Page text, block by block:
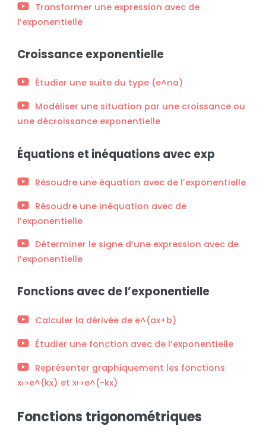
Transformer une expression avec de
l’exponentielle
Croissance exponentielle
Étudier une suite du type (e^na)
Modéliser une situation par une croissance ou
une décroissance exponentielle
Équations et inéquations avec exp
Résoudre une équation avec de l’exponentielle
Résoudre une inéquation avec de
l’exponentielle
Déterminer le signe d’une expression avec de
l’exponentielle
Fonctions avec de l’exponentielle
Calculer la dérivée de e^(ax+b)
Étudier une fonction avec de l’exponentielle
Représenter graphiquement les fonctions
x↦e^(kx) et x↦e^(-kx)
Fonctions trigonométriques